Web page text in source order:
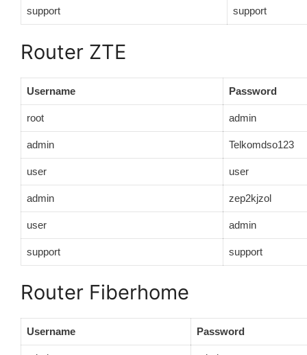
support support
Router ZTE
Username Password
root admin
admin Telkomdso123
user user
admin zep2kjzol
user admin
support support
Router Fiberhome
Username Password